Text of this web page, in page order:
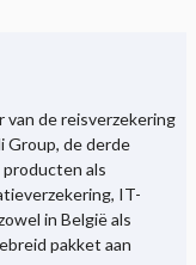
de reisverzekering
Group, de derde
als
IT-
in België als
pakket aan